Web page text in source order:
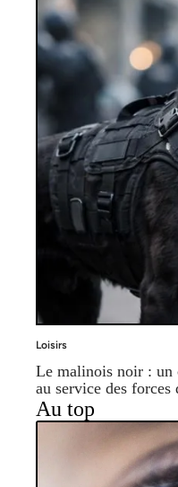
Loisirs
Le malinois noir : un
au service des forces
Au top